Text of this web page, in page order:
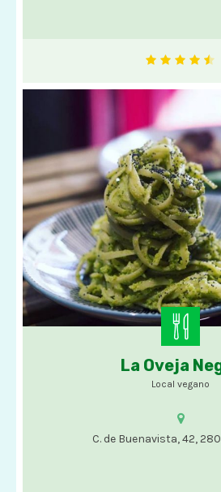
Comida vegana
La Oveja
Local vegano
C. de Buenavista, 42,